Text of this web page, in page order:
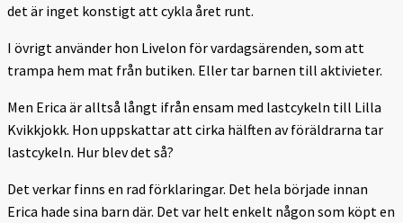
det är inget konstigt att cykla året runt.
I övrigt använder hon Livelon för vardagsärenden, som att
trampa hem mat från butiken. Eller tar barnen till aktivieter.
Men Erica är alltså långt ifrån ensam med lastcykeln till Lilla
Kvikkjokk. Hon uppskattar att cirka hälften av föräldrarna tar
lastcykeln. Hur blev det så?
Det verkar finns en rad förklaringar. Det hela började innan
Erica hade sina barn där. Det var helt enkelt någon som köpt en